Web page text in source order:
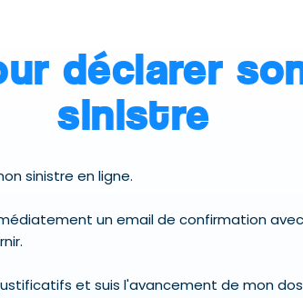
déclarer
sinistre
sinistre en ligne.
un email de confirmation
et suis l'avancement de mon